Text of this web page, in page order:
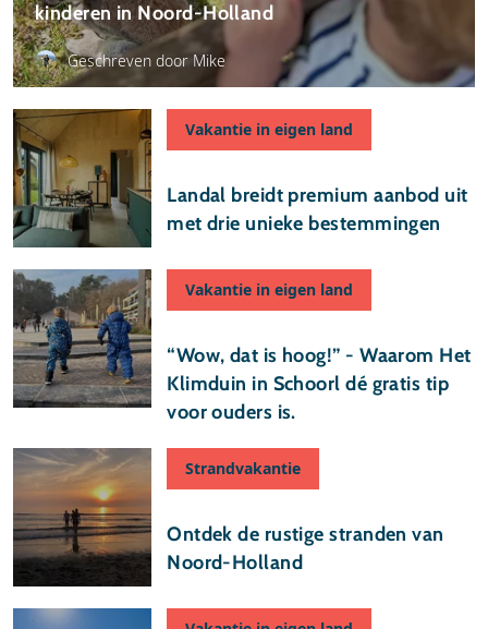
kinderen in Noord-Holland
Geschreven door Mike
Vakantie in eigen land
Landal breidt premium aanbod uit
met drie unieke bestemmingen
Vakantie in eigen land
“Wow, dat is hoog!” - Waarom Het
Klimduin in Schoorl dé gratis tip
voor ouders is.
Strandvakantie
Ontdek de rustige stranden van
Noord-Holland